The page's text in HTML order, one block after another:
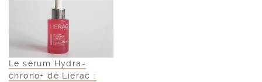
Le sérum Hydra-
chrono+ de Lierac :